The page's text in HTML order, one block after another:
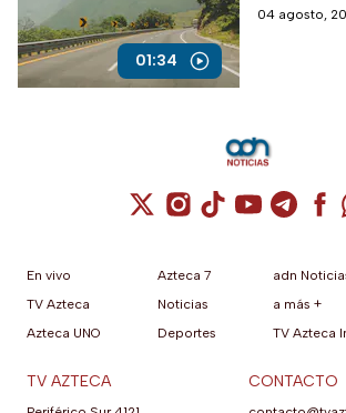
01:34
en el que
04 agosto,
Cuenta de X / Twitter
Cuenta deCuenta de
Cuenta de
En vivo
TV Azteca
Azteca UNO
Azteca 7
Noticias
Deportes
adn
a más +
TV Azteca
TV AZTECA CONTACTO